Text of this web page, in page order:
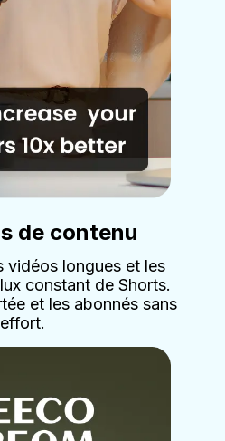
de contenu
vidéos longues et les
constant de Shorts.
et les abonnés sans
effort.